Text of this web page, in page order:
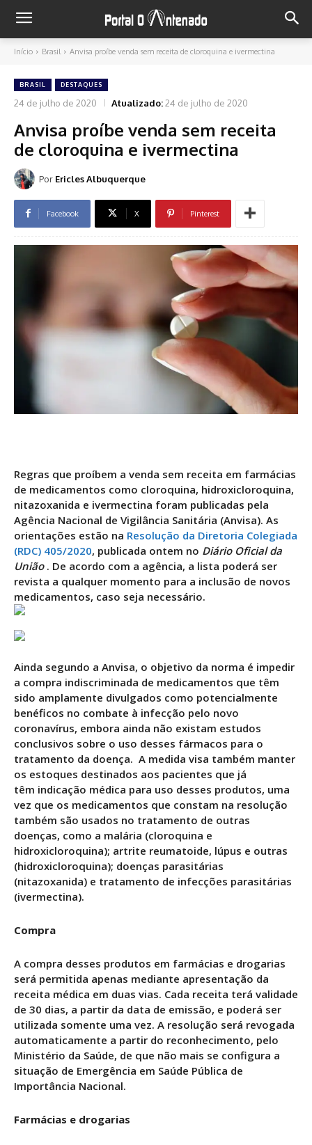
Início Brasil Anvisa proíbe venda sem receita de cloroquina e ivermectina
BRASIL DESTAQUES
24 de julho de 2020 Atualizado:24 de julho de 2020
Anvisa proíbe venda sem receita
de cloroquina e ivermectina
Por Ericles Albuquerque
Facebook X Pinterest
Regras que proíbem a venda sem receita em farmácias
de medicamentos como cloroquina, hidroxicloroquina,
nitazoxanida e ivermectina foram publicadas pela
Agência Nacional de Vigilância Sanitária (Anvisa). As
orientações estão na Resolução da Diretoria Colegiada
(RDC) 405/2020, publicada ontem no Diário Oficial da
União. De acordo com a agência, a lista poderá ser
revista a qualquer momento para a inclusão de novos
medicamentos, caso seja necessário.
Ainda segundo a Anvisa, o objetivo da norma é impedir
a compra indiscriminada de medicamentos que têm
sido amplamente divulgados como potencialmente
benéficos no combate à infecção pelo novo
coronavírus, embora ainda não existam estudos
conclusivos sobre o uso desses fármacos para o
tratamento da doença. A medida visa também manter
os estoques destinados aos pacientes que já
têm indicação médica para uso desses produtos, uma
vez que os medicamentos que constam na resolução
também são usados no tratamento de outras
doenças, como a malária (cloroquina e
hidroxicloroquina); artrite reumatoide, lúpus e outras
(hidroxicloroquina); doenças parasitárias
(nitazoxanida) e tratamento de infecções parasitárias
(ivermectina).
Compra
A compra desses produtos em farmácias e drogarias
será permitida apenas mediante apresentação da
receita médica em duas vias. Cada receita terá validade
de 30 dias, a partir da data de emissão, e poderá ser
utilizada somente uma vez. A resolução será revogada
automaticamente a partir do reconhecimento, pelo
Ministério da Saúde, de que não mais se configura a
situação de Emergência em Saúde Pública de
Importância Nacional.
Farmácias e drogarias